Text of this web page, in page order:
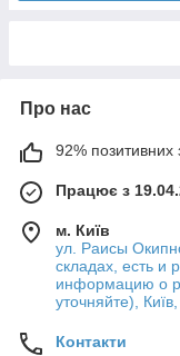
Про нас
92% позитивних
Працює з
м. Київ
ул. Раисы
складах, есть и
информацию о
уточняйте),
Контакти